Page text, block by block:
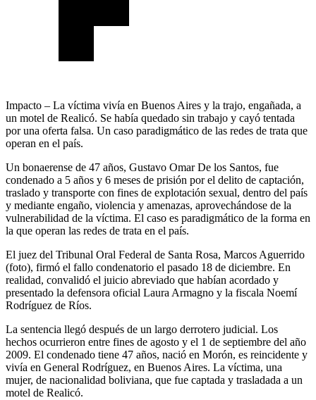
Impacto – La víctima vivía en Buenos Aires y la trajo, engañada, a
un motel de Realicó. Se había quedado sin trabajo y cayó tentada
por una oferta falsa. Un caso paradigmático de las redes de trata que
operan en el país.
Un bonaerense de 47 años, Gustavo Omar De los Santos, fue
condenado a 5 años y 6 meses de prisión por el delito de captación,
traslado y transporte con fines de explotación sexual, dentro del país
y mediante engaño, violencia y amenazas, aprovechándose de la
vulnerabilidad de la víctima. El caso es paradigmático de la forma en
la que operan las redes de trata en el país.
El juez del Tribunal Oral Federal de Santa Rosa, Marcos Aguerrido
(foto), firmó el fallo condenatorio el pasado 18 de diciembre. En
realidad, convalidó el juicio abreviado que habían acordado y
presentado la defensora oficial Laura Armagno y la fiscala Noemí
Rodríguez de Ríos.
La sentencia llegó después de un largo derrotero judicial. Los
hechos ocurrieron entre fines de agosto y el 1 de septiembre del año
2009. El condenado tiene 47 años, nació en Morón, es reincidente y
vivía en General Rodríguez, en Buenos Aires. La víctima, una
mujer, de nacionalidad boliviana, que fue captada y trasladada a un
motel de Realicó.